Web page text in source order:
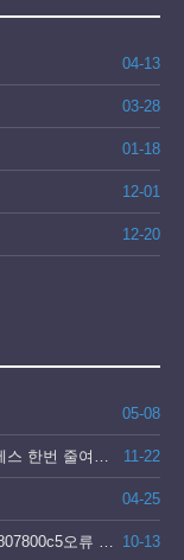
04-13
03-28
01-18
12-01
12-20
05-08
윈도우10 수십개나되는 svchost.exe 작업프로세스 한번 줄여봅시다 11-22
04-25
Windows 10 (8) 에서 시스템 이미지 백업 시 0x807800c5오류 발생 10-13